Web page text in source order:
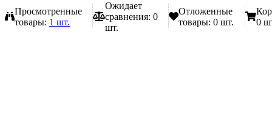
Просмотренные
товары: 1 шт.
Ожидает
сравнения: 0
шт.
Отложенные
товары: 0 шт.
0